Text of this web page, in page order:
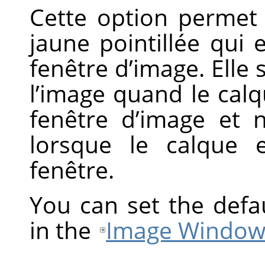
Cette option
jaune pointillée qui
fenêtre d’image.
l’image quand le
fenêtre d’image et
lorsque le calque
fenêtre.
You can set the
in the Image